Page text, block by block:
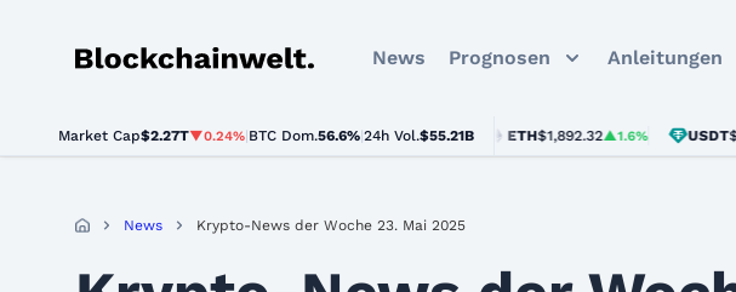
Blockchainwelt News Prognosen Anleitungen
Market Cap$2.27T▼0.24% BTC Dom.56.6% 24h Vol.$55.21B
BTC$64,156.00▲0.5% ETH $1,892.32▲1.6% USDT
News Krypto-News der Woche 23. Mai 2025